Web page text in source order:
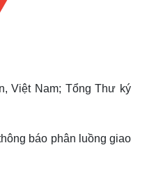
Việt Nam; Tổng Thư ký
báo phân luồng giao